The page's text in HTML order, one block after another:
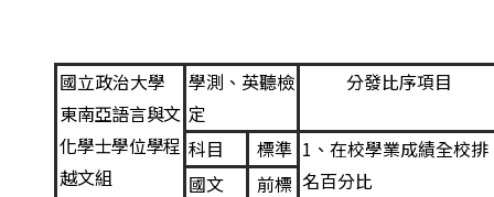
國立政治大學
東南亞語言與文
化學士學位學程
越文組
學測、英聽檢
定
分發比序項目
科目 標準 1 、在校學業成績全校排
名百分比
國文
前標